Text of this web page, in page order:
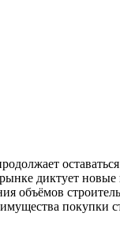
диктует
объёмов